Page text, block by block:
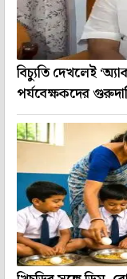
বিচ্যুতি দেখলেই
পর্যবেক্ষকদের